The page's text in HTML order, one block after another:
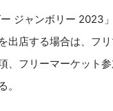
ジャンボリー 2023
出店する場合は、フ
、フリーマーケット
。